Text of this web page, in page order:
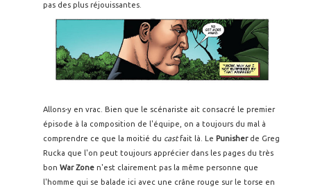
pas des plus réjouissantes.
Allons-y en vrac. Bien que le scénariste ait consacré le premier
épisode à la composition de l'équipe, on a toujours du mal à
comprendre ce que la moitié du castfait là. Le Punisherde Greg
Rucka que l'on peut toujours apprécier dans les pages du très
bon War Zone n'est clairement pas la même personne que
l'homme qui se balade ici avec une crâne rouge sur le torse en